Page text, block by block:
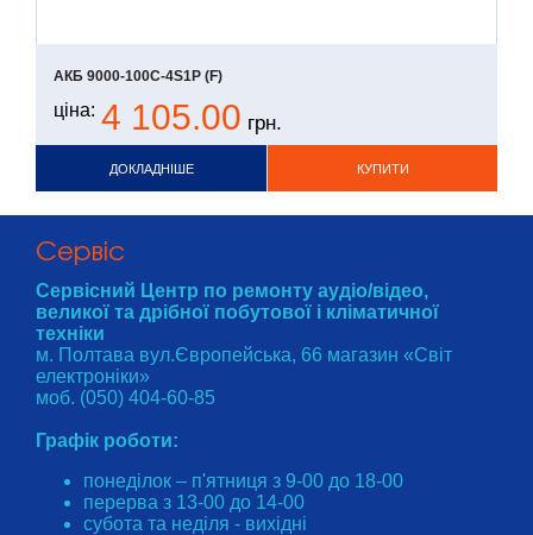
АКБ 9000-100С-4S1P (F)
ціна: 4 105.00 грн.
КУПИТИ
ДОКЛАДНІШЕ
Cервіс
Сервісний Центр по ремонту аудіо/відео,
великої та дрібної побутової і кліматичної
техніки
м. Полтава вул.Європейська, 66 магазин «Світ
електроніки»
моб. (050) 404-60-85
Графік роботи:
понеділок – п'ятниця з 9-00 до 18-00
перерва з 13-00 до 14-00
субота та неділя - вихідні